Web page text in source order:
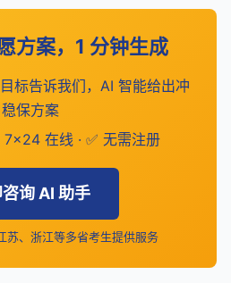
方案，1 分钟生成
标告诉我们，AI 智能给出冲
稳保方案
7×24 在线 · ✅ 无需注册
询 AI 助手
苏、浙江等多省考生提供服务